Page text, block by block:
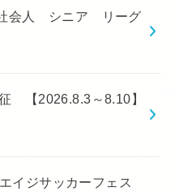
会人 シニア リーグ
【2026.8.3～8.10】
イジサッカーフェス